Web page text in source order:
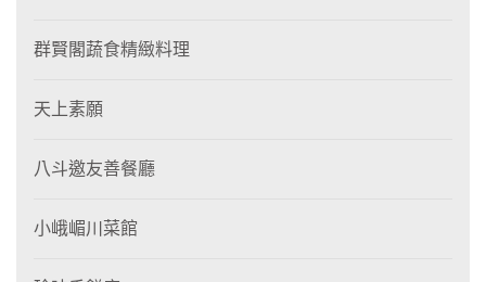
群賢閣蔬食精緻料理
天上素願
八斗邀友善餐廳
小峨嵋川菜館